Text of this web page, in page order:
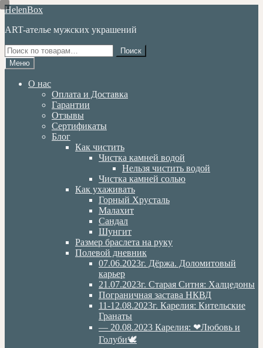
Перейти
навигации
Перейти
содержимому
HelenBox
ART-ателье мужских украшений
Искать:
Поиск
Меню
О нас
Оплата и Доставка
Гарантии
Отзывы
Сертификаты
Блог
Как чистить
Чистка камней водой
Нельзя чистить водой
Чистка камней солью
Как ухаживать
Горный Хрусталь
Малахит
Сандал
Шунгит
Размер браслета на руку
Полевой дневник
07.06.2023г. Дёржа. Доломитовый
карьер
21.07.2023г. Старая Ситня: Халцедоны
Пограничная застава НКВД
11-12.08.2023г. Карелия: Кительские
Гранаты
— 20.08.2023 Карелия: ❤Любовь и
Голуби🕊